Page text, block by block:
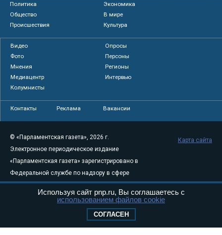
Политика
Экономика
Общество
В мире
Происшествия
Культура
Видео
Опросы
Фото
Персоны
Мнения
Регионы
Медиацентр
Интервью
Колумнисты
Контакты Реклама Вакансии
© «Парламентская газета», 2026 г.
Электронное периодическое издание
«Парламентская газета» зарегистрировано в
Федеральной службе по надзору в сфере
связи, информационных технологий и
массовых коммуникаций (Роскомнадзор) 05
Свидетельство о регистрации Эл № ФС77-
Карта сайта
Используя сайт pnp.ru, Вы соглашаетесь с
использованием файлов cookie
СОГЛАСЕН